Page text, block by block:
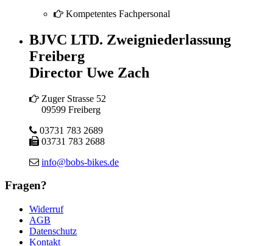
Kompetentes Fachpersonal
BJVC LTD. Zweigniederlassung
Freiberg
Director Uwe Zach
Zuger Strasse 52
09599 Freiberg
03731 783 2689
03731 783 2688
info@bobs-bikes.de
Fragen?
Widerruf
AGB
Datenschutz
Kontakt